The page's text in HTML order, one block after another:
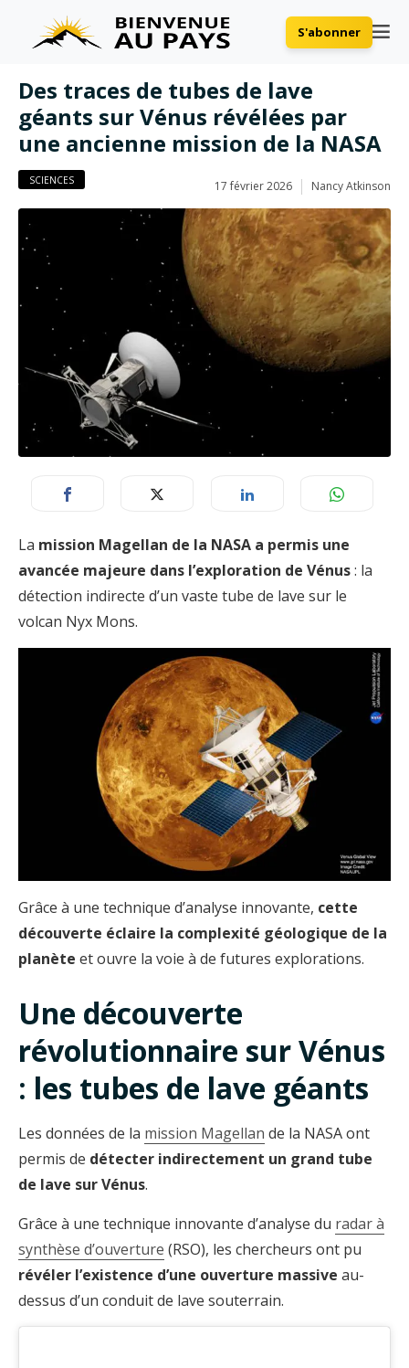
S'abonner
Des traces de tubes de lave
géants sur Vénus révélées par
une ancienne mission de la NASA
SCIENCES 17 février 2026 Nancy Atkinson
La mission Magellan de la NASA a permis une
avancée majeure dans l’exploration de Vénus: la
détection indirecte d’un vaste tube de lave sur le
volcan Nyx Mons.
Grâce à une technique d’analyse innovante, cette
découverte éclaire la complexité géologique de la
planète et ouvre la voie à de futures explorations.
Une découverte
révolutionnaire sur Vénus
: les tubes de lave géants
Les données de la mission Magellan de la NASA ont
permis de détecter indirectement un grand tube
de lave sur Vénus.
Grâce à une technique innovante d’analyse du radar à
synthèse d’ouverture (RSO), les chercheurs ont pu
révéler l’existence d’une ouverture massive au-
dessus d’un conduit de lave souterrain.